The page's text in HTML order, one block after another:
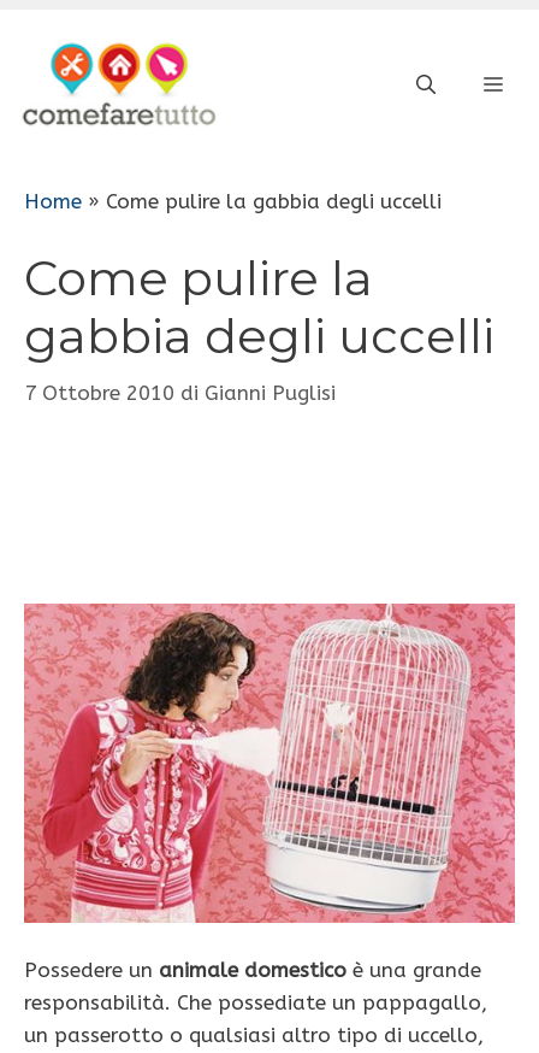
contenuto
Home » Come pulire la gabbia degli uccelli
Come pulire la
gabbia degli uccelli
7 Ottobre 2010 di Gianni Puglisi
Possedere un animale domestico è una grande
responsabilità. Che possediate un pappagallo,
un passerotto o qualsiasi altro tipo di uccello,